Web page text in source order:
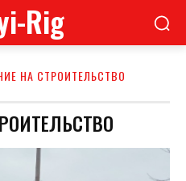
Rig
НА СТРОИТЕЛЬСТВО